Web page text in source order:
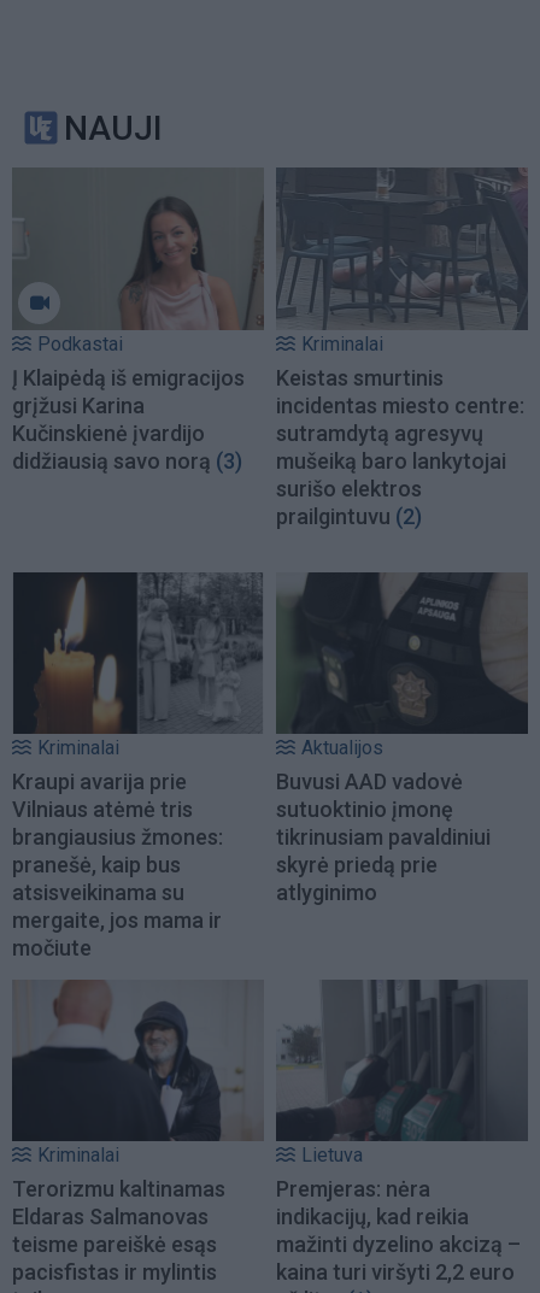
NAUJI
Podkastai
Į Klaipėdą iš emigracijos
grįžusi Karina
Kučinskienė įvardijo
didžiausią savo norą (3)
Kriminalai
Keistas smurtinis
incidentas miesto centre:
sutramdytą agresyvų
mušeiką baro lankytojai
surišo elektros
prailgintuvu (2)
Kriminalai
Kraupi avarija prie
Vilniaus atėmė tris
brangiausius žmones:
pranešė, kaip bus
atsisveikinama su
mergaite, jos mama ir
močiute
Aktualijos
Buvusi AAD vadovė
sutuoktinio įmonę
tikrinusiam pavaldiniui
skyrė priedą prie
atlyginimo
Kriminalai
Terorizmu kaltinamas
Eldaras Salmanovas
teisme pareiškė esąs
pacisfistas ir mylintis
Lietuva
Premjeras: nėra
indikacijų, kad reikia
mažinti dyzelino akcizą –
kaina turi viršyti 2,2 euro